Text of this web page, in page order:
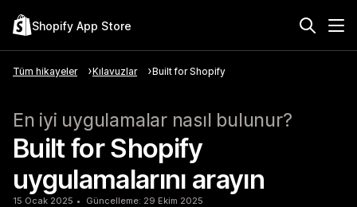
Shopify App Store
Tüm hikayeler Kılavuzlar Built for Shopify
En iyi uygulamalar nasıl bulunur?
Built for Shopify
uygulamalarını arayın
15 Ocak 2025 Güncelleme: 29 Ekim 2025